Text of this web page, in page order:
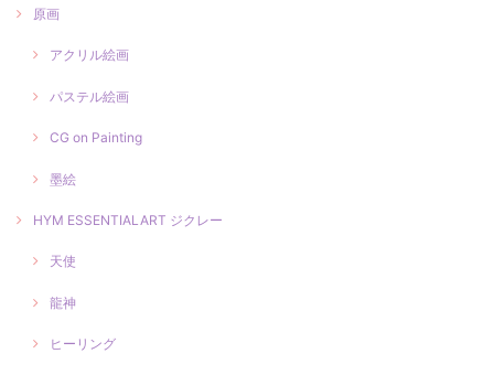
原画
アクリル絵画
パステル絵画
CG on Painting
墨絵
HYM ESSENTIALART ジクレー
天使
龍神
ヒーリング